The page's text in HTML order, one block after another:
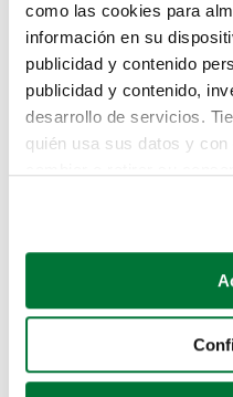
como las cookies para
información en su
publicidad y contenido
publicidad y contenido,
desarrollo de servicios.
quién usa sus datos y
Si lo permite, también
Recopilar
Identificar su
para buscar
Lo sentimos,
te hemos
Pero puedes encontrar
buscando en alguno
Coches de segunda mano
Coches de km0